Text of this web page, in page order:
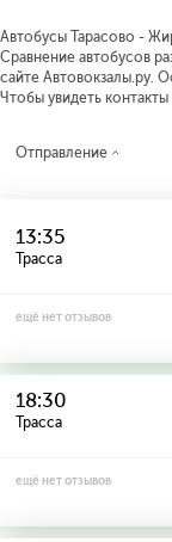
Автобусы Тарасово -
Сравнение автобусов
сайте Автовокзалы.ру.
Чтобы увидеть
Отправление
13:35
Трасса
ещё нет отзывов
18:30
Трасса
ещё нет отзывов